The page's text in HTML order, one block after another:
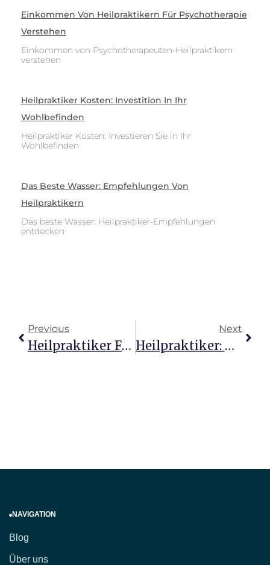
Einkommen Von Heilpraktikern Für Psychotherapie
Verstehen
Einkommen von Psychotherapeuten-Heilpraktikern
verstehen
Heilpraktiker Kosten: Investition In Ihr
Wohlbefinden
Heilpraktiker Kosten: Investieren Sie in Ihr
Wohlbefinden
Das Beste Wasser: Empfehlungen Von
Heilpraktikern
Das beste Wasser: Heilpraktiker-Empfehlungen
entdecken
Previous
Heilpraktiker Für Psychotherapie: Eine Gefragte Berufung
Next
Heilpraktiker: Welche Krankheiten Sie Behandeln Können
NAVIGATION
Blog
Über uns